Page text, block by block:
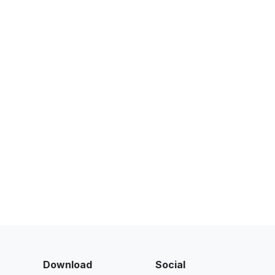
Download Social